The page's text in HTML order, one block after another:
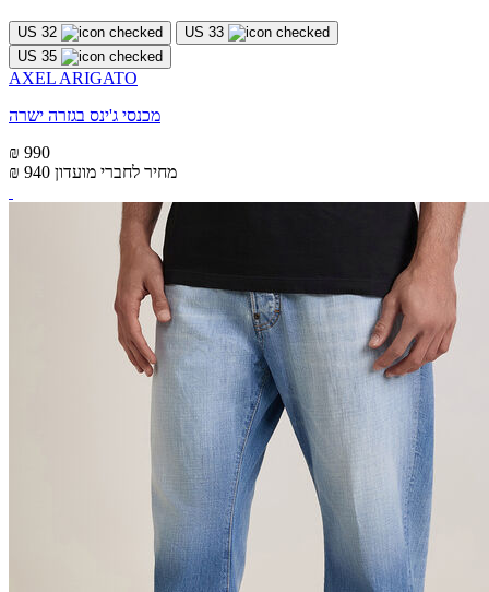
US 32
US 33
US 35
AXEL ARIGATO
מכנסי ג'ינס בגזרה ישרה
₪ 990
₪ 940 מחיר לחברי מועדון